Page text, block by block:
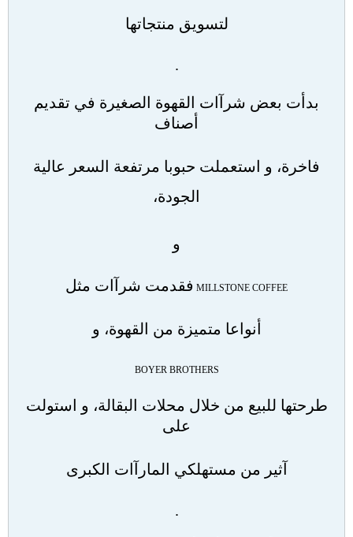
لتسويق منتجاتها
.
بدأت بعض شرآات القهوة الصغيرة في تقديم
أصناف
فاخرة، و استعملت حبوبا مرتفعة السعر عالية
الجودة،
و
MILLSTONE COFFEE فقدمت شرآات مثل
أنواعا متميزة من القهوة، و
BOYER BROTHERS
طرحتها للبيع من خلال محلات البقالة، و استولت
على
آثير من مستهلكي المارآات الكبرى
.